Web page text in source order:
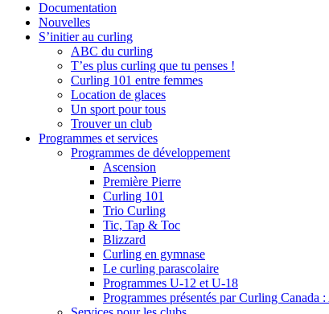
Documentation
Nouvelles
S’initier au curling
ABC du curling
T’es plus curling que tu penses !
Curling 101 entre femmes
Location de glaces
Un sport pour tous
Trouver un club
Programmes et services
Programmes de développement
Ascension
Première Pierre
Curling 101
Trio Curling
Tic, Tap & Toc
Blizzard
Curling en gymnase
Le curling parascolaire
Programmes U-12 et U-18
Programmes présentés par Curling